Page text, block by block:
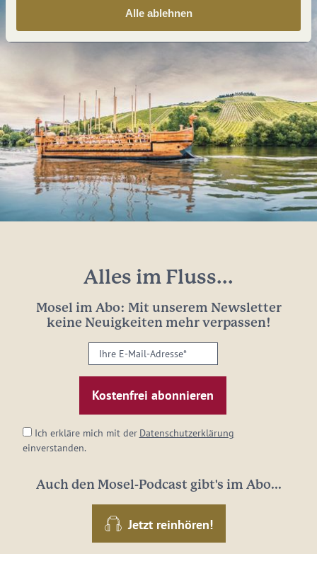
Alle ablehnen
Alles im Fluss...
Mosel im Abo: Mit unserem Newsletter
keine Neuigkeiten mehr verpassen!
Ihre
E-
Mail-
Adresse:
Ich erkläre mich mit der Datenschutzerklärung
einverstanden.
Auch den Mosel-Podcast gibt's im Abo...
Jetzt reinhören!